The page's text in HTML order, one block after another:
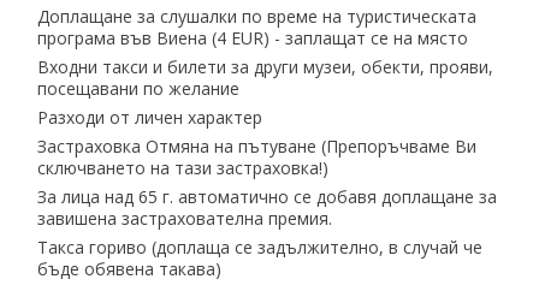
Доплащане за слушалки по време на туристическата
програма във Виена (4 EUR) - заплащат се на място
Входни такси и билети за други музеи, обекти, прояви,
посещавани по желание
Разходи от личен характер
Застраховка Отмяна на пътуване (Препоръчваме Ви
сключването на тази застраховка!)
За лица над 65 г. автоматично се добавя доплащане за
завишена застрахователна премия.
Такса гориво (доплаща се задължително, в случай че
бъде обявена такава)